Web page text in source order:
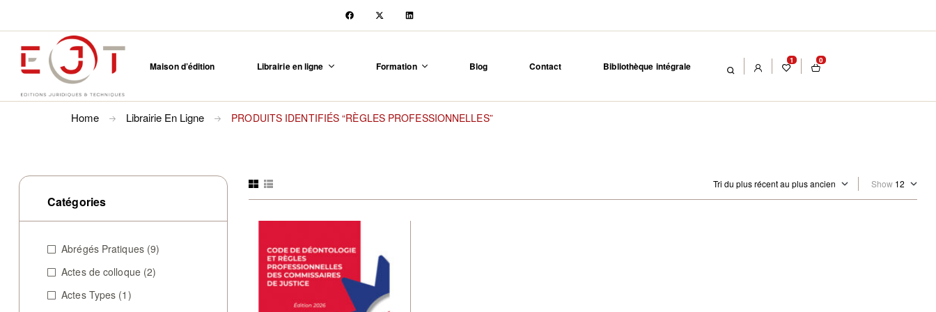
Maison d’édition Librairie en ligne Formation Blog Contact Bibliothèque intégrale 1 0
Home Librairie En Ligne PRODUITS IDENTIFIÉS “RÈGLES PROFESSIONNELLES”
Show
Catégories
Abrégés Pratiques (9)
Actes de colloque (2)
Actes Types (1)